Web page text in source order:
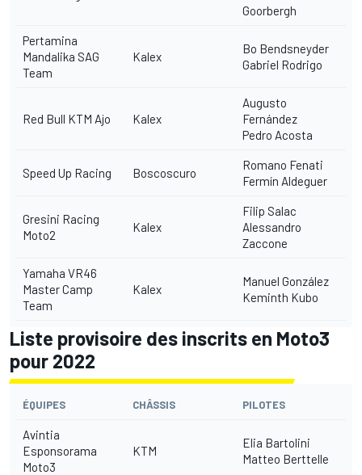
Goorbergh
Pertamina
Mandalika SAG
Team
Kalex
Bo Bendsneyder
Gabriel Rodrigo
Red Bull KTM Ajo Kalex
Augusto
Fernández
Pedro Acosta
Speed Up Racing Boscoscuro
Romano Fenati
Fermín Aldeguer
Gresini Racing
Moto2
Kalex
Filip Salac
Alessandro
Zaccone
Yamaha VR46
Master Camp
Team
Kalex
Manuel González
Keminth Kubo
Liste provisoire des inscrits en Moto3
pour 2022
ÉQUIPES CHÂSSIS PILOTES
Avintia
Esponsorama
Moto3
KTM
Elia Bartolini
Matteo Berttelle